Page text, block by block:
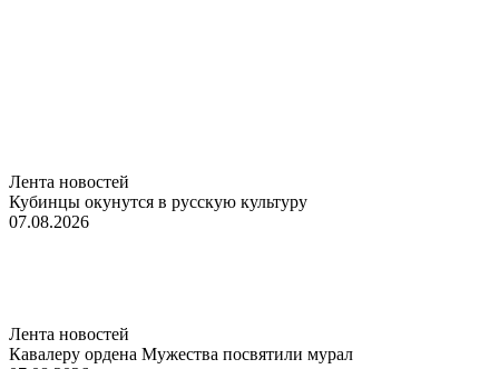
Лента новостей
Кубинцы окунутся в русскую культуру
07.08.2026
Лента новостей
Кавалеру ордена Мужества посвятили мурал